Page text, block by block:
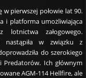
w pierwszej połowie lat 90.
i platforma umożliwiająca
lotnictwa załogowego.
nastąpiła w związku z
do szerokiego
Ich głównym
AGM-114 Hellfire, ale